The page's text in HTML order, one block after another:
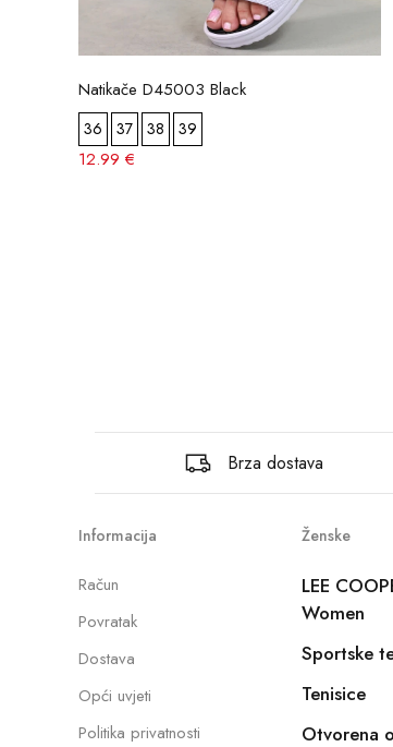
Natikače D45003 Black
36 37 38 39
12.99 €
Brza dostava
Informacija
Račun
Povratak
Dostava
Opći uvjeti
Politika privatnosti
Ženske
LEE
Women
Sportske
Tenisice
Otvorena